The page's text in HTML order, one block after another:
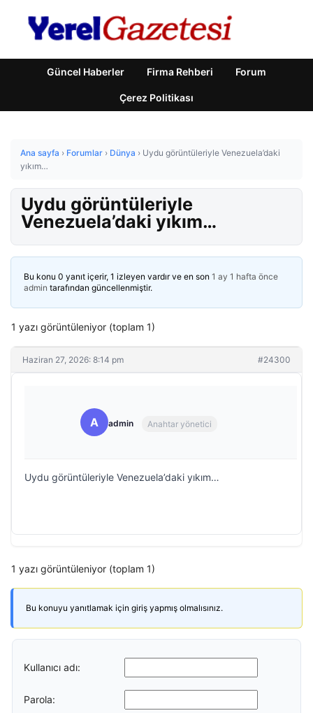
Güncel Haberler Firma Rehberi Forum
Çerez Politikası
Ana sayfa › Forumlar › Dünya › Uydu görüntüleriyle Venezuela’daki
yıkım…
Uydu görüntüleriyle
Venezuela’daki yıkım…
Bu konu 0 yanıt içerir, 1 izleyen vardır ve en son 1 ay 1 hafta önce
admin tarafından güncellenmiştir.
1 yazı görüntüleniyor (toplam 1)
Haziran 27, 2026: 8:14 pm #24300
A admin Anahtar yönetici
Uydu görüntüleriyle Venezuela’daki yıkım…
1 yazı görüntüleniyor (toplam 1)
Bu konuyu yanıtlamak için giriş yapmış olmalısınız.
Kullanıcı adı:
Parola: